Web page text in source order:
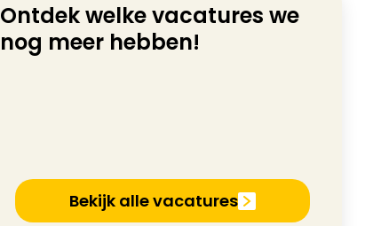
Ontdek welke vacatures we
nog meer hebben!
Bekijk alle vacatures